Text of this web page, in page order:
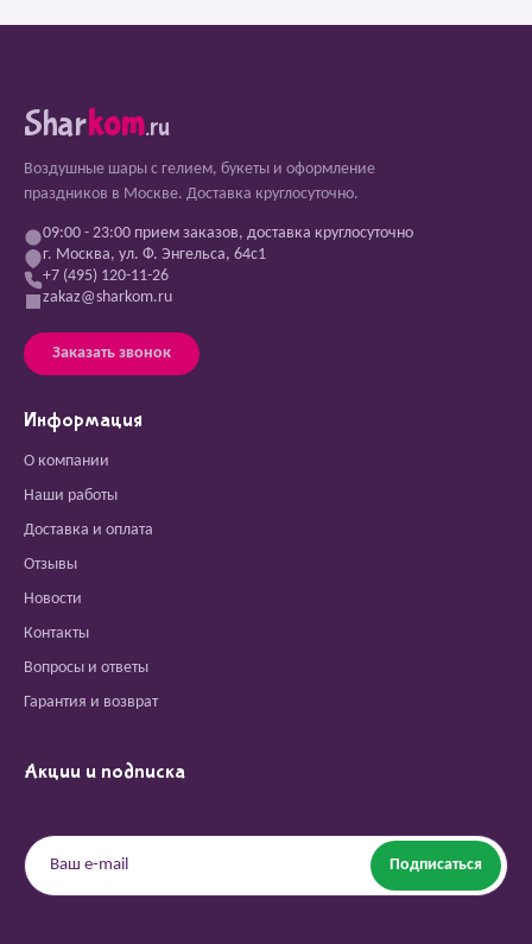
Sharkom.ru
Воздушные шары с гелием, букеты и оформление
праздников в Москве. Доставка круглосуточно.
09:00 - 23:00 прием заказов, доставка круглосуточно
г. Москва, ул. Ф. Энгельса, 64с1
+7 (495) 120-11-26
zakaz@sharkom.ru
Заказать звонок
Информация
О компании
Наши работы
Доставка и оплата
Отзывы
Новости
Контакты
Вопросы и ответы
Гарантия и возврат
Акции и подписка
Подписаться